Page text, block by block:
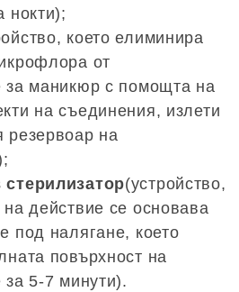
нокти);
което елиминира
от
за маникюр с помощта на
на съединения, излети
резервоар на
(устройство,
действие се основава
под налягане, което
повърхност на
за 5-7 минути).